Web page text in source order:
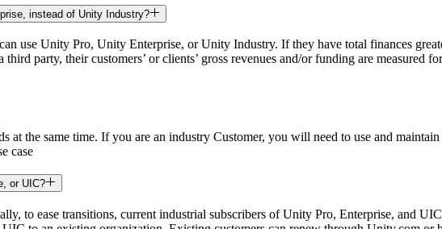
instead of Unity Industry?
use Unity Pro, Unity Enterprise, or Unity Industry. If they have total finances
party, their customers’ or clients’ gross revenues and/or funding are measured
the same time. If you are an industry Customer, you will need to use and
case
or UIC?
to ease transitions, current industrial subscribers of Unity Pro, Enterprise, and